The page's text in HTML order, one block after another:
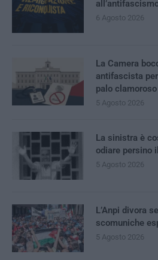
6 Agosto 2026
La Camera
antifascista
palo
5 Agosto 2026
La sinistra è
odiare persino
5 Agosto 2026
L’Anpi divora
scomuniche
5 Agosto 2026